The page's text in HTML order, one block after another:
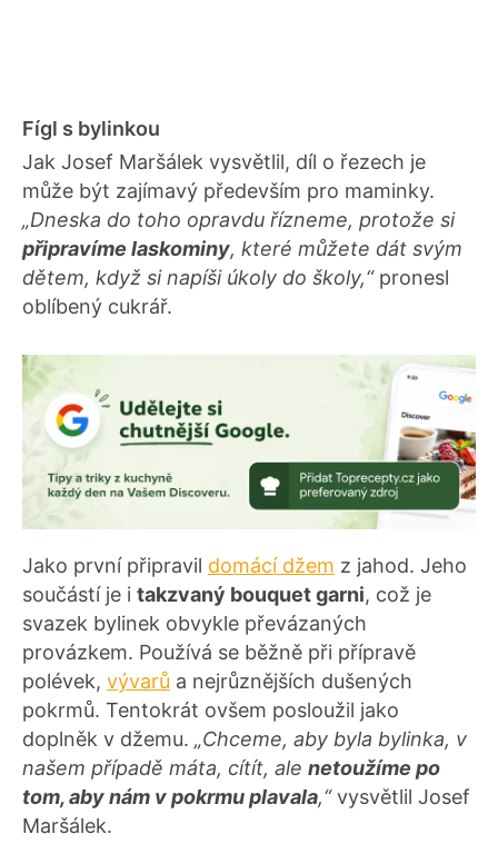
Fígl s bylinkou
Jak Josef Maršálek vysvětlil, díl o řezech je
může být zajímavý především pro maminky.
„Dneska do toho opravdu řízneme, protože si
připravíme laskominy, které můžete dát svým
dětem, když si napíši úkoly do školy,“pronesl
oblíbený cukrář.
Jako první připravil domácí džem z jahod. Jeho
součástí je i takzvaný bouquet garni, což je
svazek bylinek obvykle převázaných
provázkem. Používá se běžně při přípravě
polévek, vývarů a nejrůznějších dušených
pokrmů. Tentokrát ovšem posloužil jako
doplněk v džemu. „Chceme, aby byla bylinka, v
našem případě máta, cítít, ale netoužíme po
tom, aby nám v pokrmu plavala,“vysvětlil Josef
Maršálek.